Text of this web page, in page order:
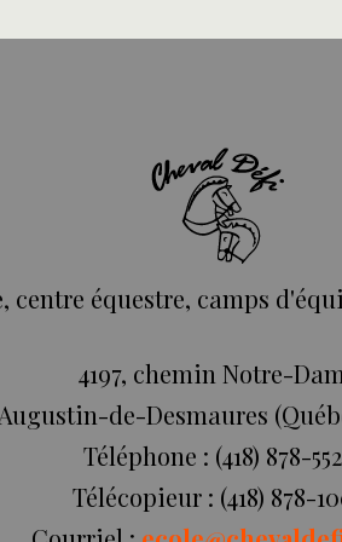
centre équestre, camps
4197, chemin Notre-
de-Desmaures
Téléphone : (418) 878-
Télécopieur : (418) 878-